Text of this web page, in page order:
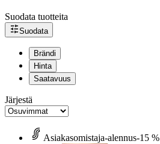
Suodata tuotteita
Suodata
Brändi
Hinta
Saatavuus
Järjestä
Asiakasomistaja-alennus-15 %